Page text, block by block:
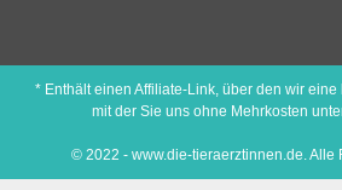
* Enthält einen Affiliate-Link, über den wir
mit der Sie uns ohne Mehrkosten
© 2022 - www.die-tieraerztinnen.de. Alle